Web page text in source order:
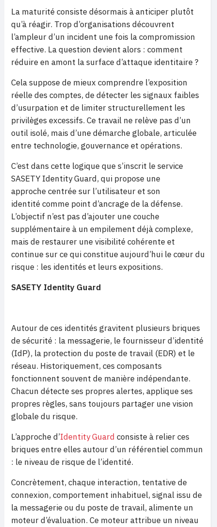
La maturité consiste désormais à anticiper plutôt
qu’à réagir. Trop d’organisations découvrent
l’ampleur d’un incident une fois la compromission
effective. La question devient alors : comment
réduire en amont la surface d’attaque identitaire ?
Cela suppose de mieux comprendre l’exposition
réelle des comptes, de détecter les signaux faibles
d’usurpation et de limiter structurellement les
privilèges excessifs. Ce travail ne relève pas d’un
outil isolé, mais d’une démarche globale, articulée
entre technologie, gouvernance et opérations.
C’est dans cette logique que s’inscrit le service
SASETY Identity Guard, qui propose une
approche centrée sur l’utilisateur et son
identité comme point d’ancrage de la défense.
L’objectif n’est pas d’ajouter une couche
supplémentaire à un empilement déjà complexe,
mais de restaurer une visibilité cohérente et
continue sur ce qui constitue aujourd’hui le cœur du
risque : les identités et leurs expositions.
SASETY Identity Guard
Autour de ces identités gravitent plusieurs briques
de sécurité : la messagerie, le fournisseur d’identité
(IdP), la protection du poste de travail (EDR) et le
réseau. Historiquement, ces composants
fonctionnent souvent de manière indépendante.
Chacun détecte ses propres alertes, applique ses
propres règles, sans toujours partager une vision
globale du risque.
L’approche d’Identity Guard consiste à relier ces
briques entre elles autour d’un référentiel commun
: le niveau de risque de l’identité.
Concrètement, chaque interaction, tentative de
connexion, comportement inhabituel, signal issu de
la messagerie ou du poste de travail, alimente un
moteur d’évaluation. Ce moteur attribue un niveau